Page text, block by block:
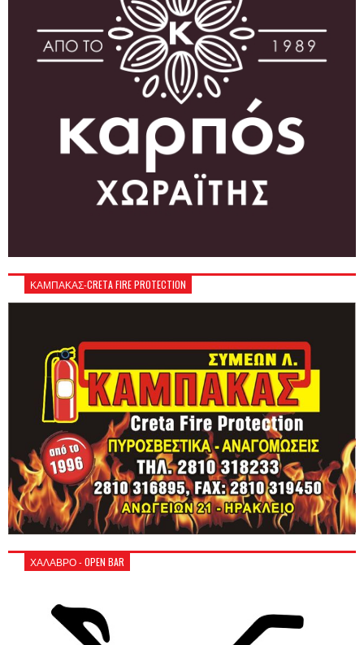
ΚΑΜΠΑΚΑΣ-CRETA FIRE PROTECTION
ΧΑΛΑΒΡΟ - OPEN BAR